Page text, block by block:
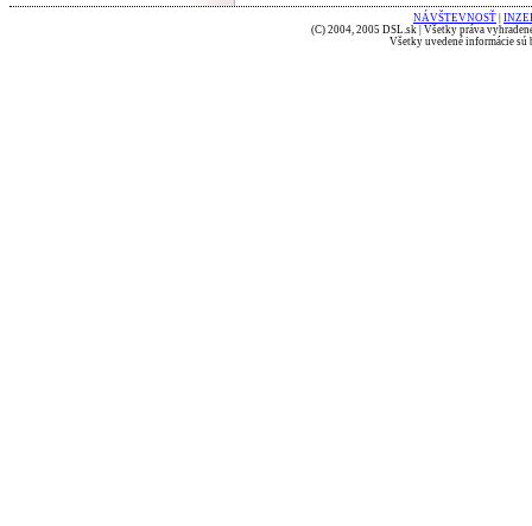
NÁVŠTEVNOSŤ
(C) 2004, 2005 DSL.sk | Všetky práva
Všetky uvedené informácie sú